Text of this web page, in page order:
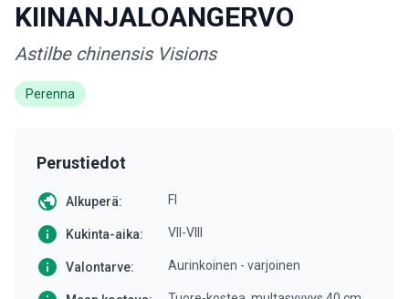
KIINANJALOANGERVO
Astilbe chinensis Visions
Perenna
Perustiedot
public Alkuperä: FI
info Kukinta-aika: VII-VIII
info Valontarve: Aurinkoinen - varjoinen